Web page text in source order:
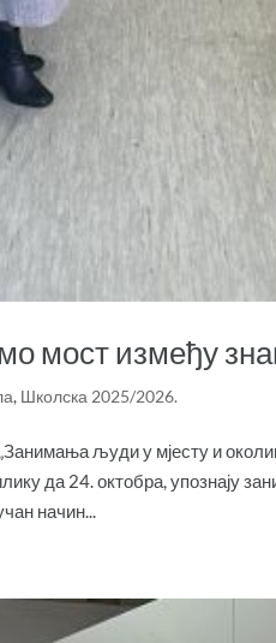
мост између
, Школска 2025/2026.
људи у мјесту и
да 24. октобра, упознају
начин...